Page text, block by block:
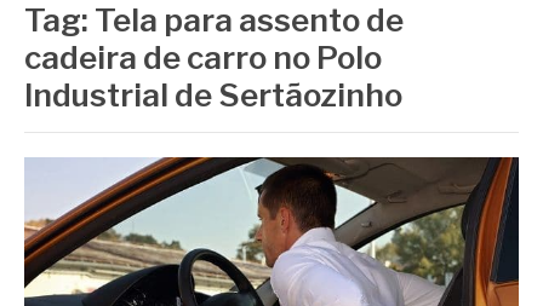
Tag: Tela para assento de
cadeira de carro no Polo
Industrial de Sertãozinho